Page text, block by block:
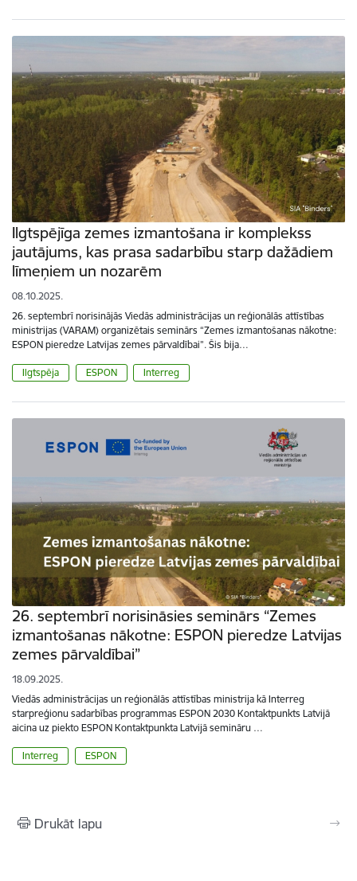
Ilgtspējīga zemes izmantošana ir komplekss
jautājums, kas prasa sadarbību starp dažādiem
līmeņiem un nozarēm
08.10.2025.
26. septembrī norisinājās Viedās administrācijas un reģionālās attīstības
ministrijas (VARAM) organizētais seminārs “Zemes izmantošanas nākotne:
ESPON pieredze Latvijas zemes pārvaldībai”. Šis bija…
Ilgtspēja ESPON Interreg
26. septembrī norisināsies seminārs “Zemes
izmantošanas nākotne: ESPON pieredze Latvijas
zemes pārvaldībai”
18.09.2025.
Viedās administrācijas un reģionālās attīstības ministrija kā Interreg
starpreģionu sadarbības programmas ESPON 2030 Kontaktpunkts Latvijā
aicina uz piekto ESPON Kontaktpunkta Latvijā semināru …
Interreg ESPON
Drukāt lapu